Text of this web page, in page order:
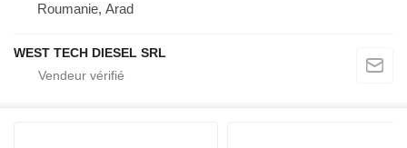
Roumanie, Arad
WEST TECH DIESEL SRL